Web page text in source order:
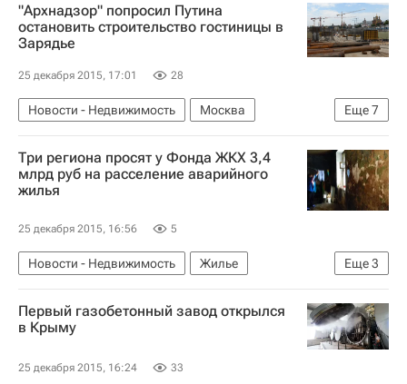
"Архнадзор" попросил Путина
остановить строительство гостиницы в
Зарядье
25 декабря 2015, 17:01 28
Еще7
Новости - Недвижимость
Москва
Коммерческая недвижимость
Архнадзор
Владимир Путин
Строительство
Зарядье
Городская среда
Три региона просят у Фонда ЖКХ 3,4
млрд руб на расселение аварийного
жилья
25 декабря 2015, 16:56 5
Еще3
Новости - Недвижимость
Жилье
Аварийные дома
Фонд ЖКХ Россия
Первый газобетонный завод открылся
в Крыму
25 декабря 2015, 16:24 33